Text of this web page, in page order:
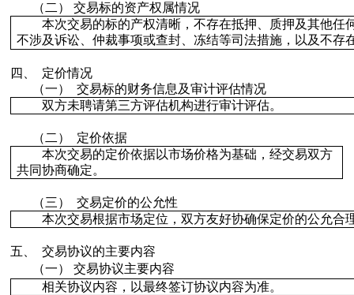
（二）
交易标的资产权属情况
本次交易的标的产权清晰，不存在抵押、质押及其他任
不涉及诉讼、仲裁事项或查封、冻结等司法措施，以及不存
四、
定价情况
（一）
交易标的财务信息及审计评估情况
双方未聘请第三方评估机构进行审计评估。
（二）
定价依据
本次交易的定价依据以市场价格为基础，经交易双方
共同协商确定。
（三）
交易定价的公允性
本次交易根据市场定位，双方友好协确保定价的公允
五、
交易协议的主要内容
（一）
交易协议主要内容
相关协议内容，以最终签订协议内容为准。